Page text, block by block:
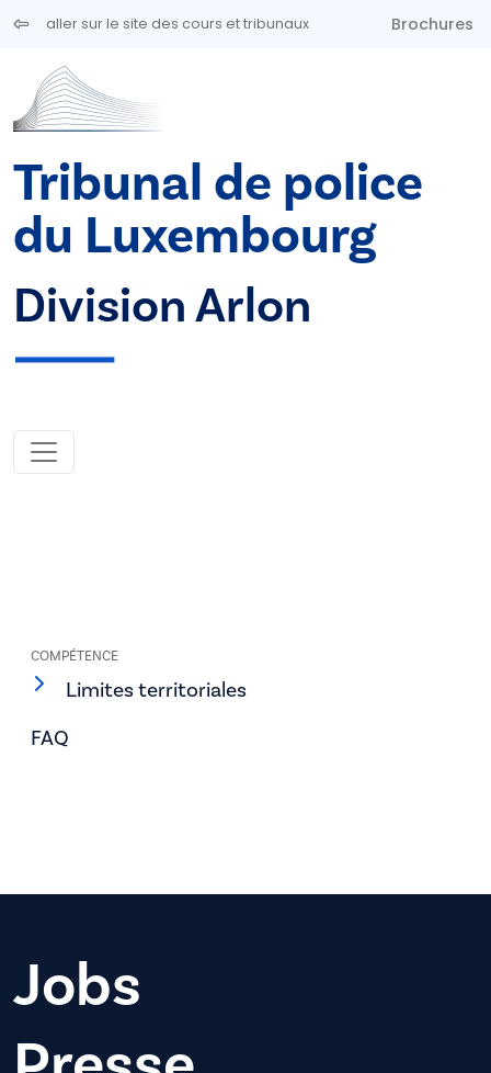
Aller au contenu principal
aller sur le site des cours et tribunaux Brochures
Tribunal de police
du Luxembourg
Division Arlon
COMPÉTENCE
Limites territoriales
FAQ
Jobs